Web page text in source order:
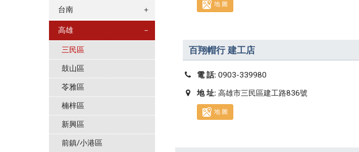
台南 ＋
高雄 －
三民區
鼓山區
苓雅區
楠梓區
新興區
前鎮/小港區
地 圖
百翔帽行 建工店
電 話: 0903-339980
地 址: 高雄市三民區建工路836號
地 圖